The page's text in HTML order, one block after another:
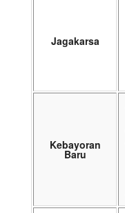
Jagakarsa
Kebayoran
Baru